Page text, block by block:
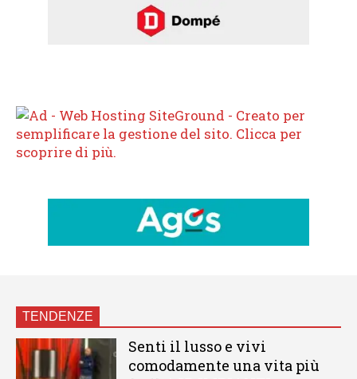
TENDENZE
Senti il lusso e vivi
comodamente una vita più